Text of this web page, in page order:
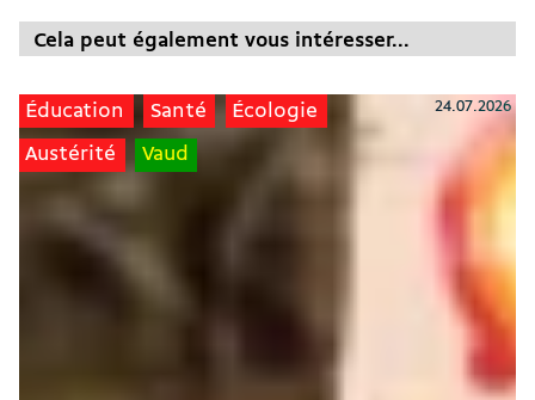
Cela peut également vous intéresser...
Éducation Santé Écologie
Austérité Vaud
24.07.2026